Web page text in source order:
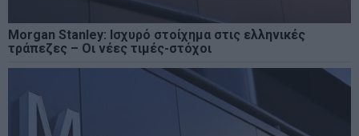
Morgan Stanley: Ισχυρό στοίχημα στις ελληνικές
τράπεζες – Οι νέες τιμές-στόχοι